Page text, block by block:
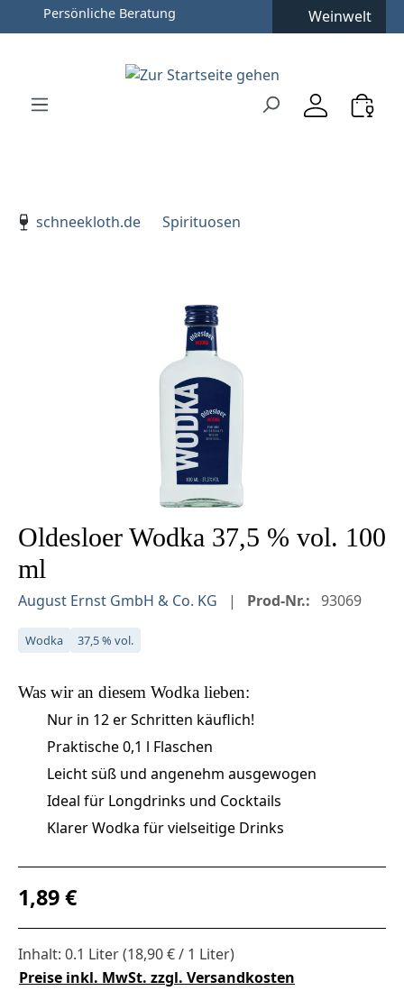
Zum Hauptinhalt springen
Zur Hauptnavigation springen
Persönliche Beratung Weinwelt
schneekloth.de
Spirituosen
Bildergalerie überspringen
Oldesloer Wodka 37,5 % vol. 100
ml
August Ernst GmbH & Co. KG Prod-Nr.: 93069
Wodka 37,5 % vol.
Was wir an diesem Wodka lieben:
Nur in 12 er Schritten käuflich!
Praktische 0,1 l Flaschen
Leicht süß und angenehm ausgewogen
Ideal für Longdrinks und Cocktails
Klarer Wodka für vielseitige Drinks
Regulärer Preis:
1,89 €
Inhalt: 0.1 Liter(18,90 € / 1 Liter)
Preise inkl. MwSt. zzgl. Versandkosten